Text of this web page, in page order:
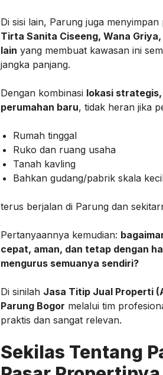
Di sisi lain, Parung juga
Tirta Sanita Ciseeng, Wana
lain yang membuat kawasan ini
jangka panjang.
Dengan kombinasi lokasi
perumahan baru, tidak heran jika
Rumah tinggal
Ruko dan ruang usaha
Tanah kavling
Bahkan gudang/pabrik skala
terus berjalan di Parung dan
Pertanyaannya kemudian:
cepat, aman, dan tetap dengan
mengurus semuanya sendiri?
Di sinilah Jasa Titip Jual Properti
Parung Bogor melalui tim
praktis dan sangat relevan.
Sekilas Tentang